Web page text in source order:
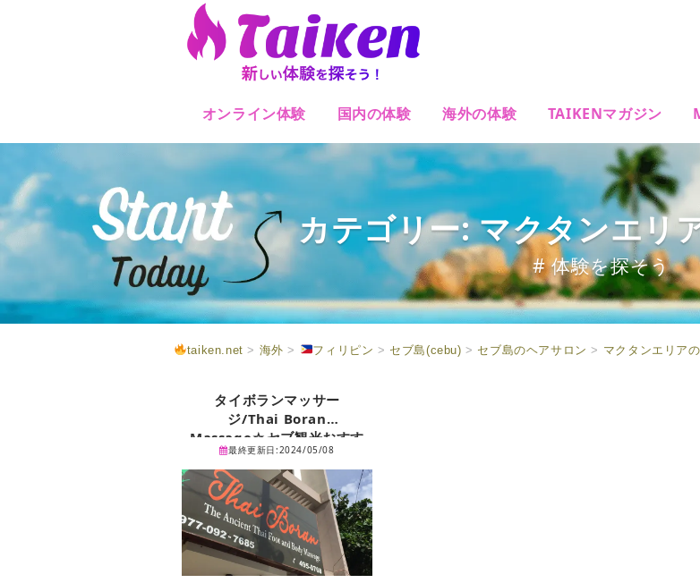
オンライン体験 国内の体験 海外の体験 TAIKENマガジン
カテゴリー: マクタンエリ
# 体験を探そう
taiken.net > 海外 > フィリピン > セブ島(cebu) > セブ島のヘアサロン > マクタンエリア
タイボランマッサー
ジ/Thai Boran
Massage☆セブ観光おすす
めのスパ・マッサージシリ
ーズ
最終更新日:2024/05/08